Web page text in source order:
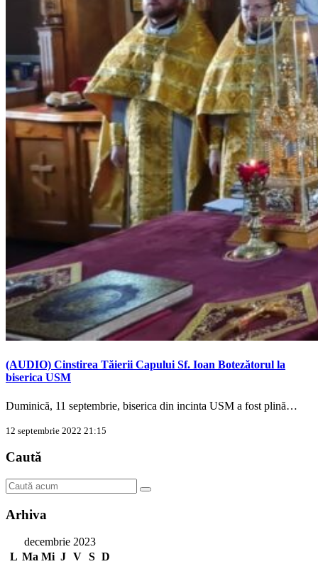
(AUDIO) Cinstirea Tăierii Capului Sf. Ioan Botezătorul la
biserica USM
Duminică, 11 septembrie, biserica din incinta USM a fost plină…
12 septembrie 2022 21:15
Caută
Arhiva
decembrie 2023
L Ma Mi J V S D